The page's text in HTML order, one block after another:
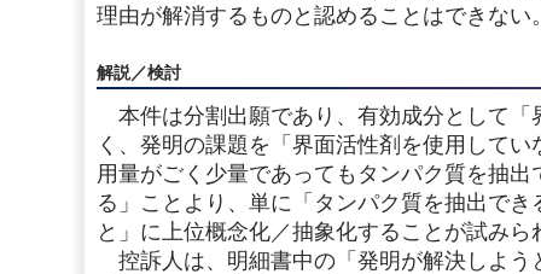
理由が解消するものと認めることはできない
解説／検討
本件は分割出願であり、有効成分として「
く、発明の課題を「界面活性剤を使用して
用量がごく少量であってもタンパク質を抽
る」ことより、単に「タンパク質を抽出で
と」に上位概念化／抽象化することが試みら
控訴人は、明細書中の「発明が解決しよう